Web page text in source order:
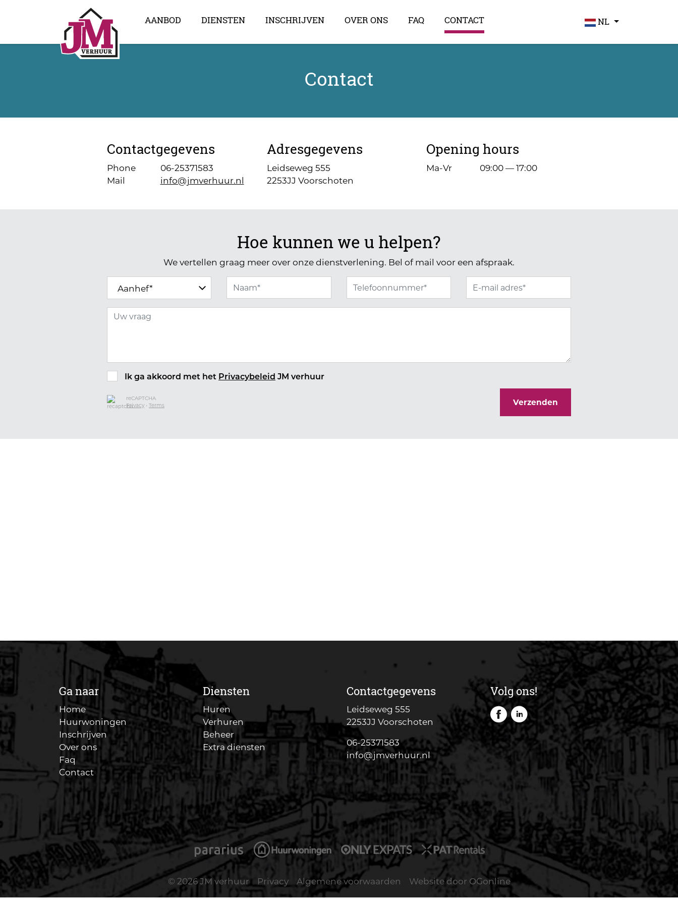
AANBOD DIENSTEN INSCHRIJVEN OVER ONS FAQ CONTACT NL
Contact
Contactgegevens
Phone
06-25371583
Mail
info@jmverhuur.nl
Adresgegevens
Leidseweg 555
2253JJ Voorschoten
Opening hours
Ma-Vr 09:00 — 17:00
Hoe kunnen we u helpen?
We vertellen graag meer over onze dienstverlening. Bel of mail voor een afspraak.
Aanhef*
Ik ga akkoord met het Privacybeleid JM verhuur
reCAPTCHA
Privacy • Terms Verzenden
Ga naar
Home
Huurwoningen
Inschrijven
Over ons
Faq
Contact
Diensten
Huren
Verhuren
Beheer
Extra diensten
Contactgegevens
Leidseweg 555
2253JJ Voorschoten
06-25371583
info@jmverhuur.nl
Volg ons!
© 2026 JM verhuur Privacy Algemene voorwaarden Website door OGonline